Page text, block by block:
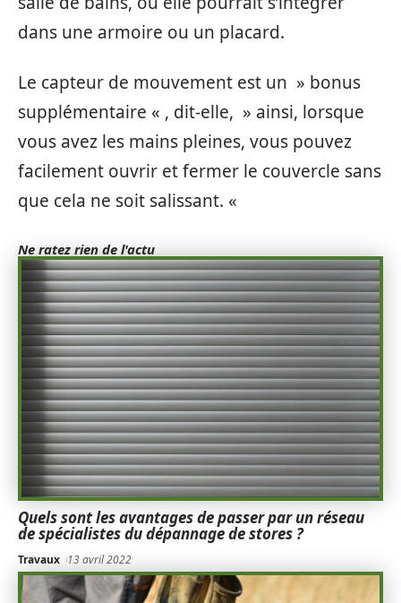
dans une armoire ou un placard.
Le capteur de mouvement est un » bonus
supplémentaire « , dit-elle, » ainsi, lorsque
vous avez les mains pleines, vous pouvez
facilement ouvrir et fermer le couvercle sans
que cela ne soit salissant. «
Ne ratez rien de l'actu
Quels sont les avantages de passer par un réseau
de spécialistes du dépannage de stores ?
Travaux 13 avril 2022